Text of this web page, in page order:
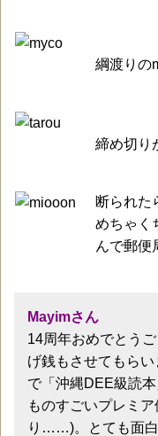
綱渡りの
締め切り
断られた
めちゃく
んで郵便
Mayimさん
14周年おめでとう
げ銭もさせてもら
で「沖縄DEE級読
ものすごいプレミ
り……)。とても面白